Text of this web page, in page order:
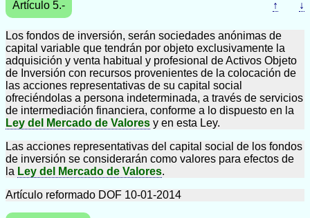
Artículo 5.- ↑ ↓
Los fondos de inversión, serán sociedades anónimas de
capital variable que tendrán por objeto exclusivamente la
adquisición y venta habitual y profesional de Activos Objeto
de Inversión con recursos provenientes de la colocación de
las acciones representativas de su capital social
ofreciéndolas a persona indeterminada, a través de servicios
de intermediación financiera, conforme a lo dispuesto en la
Ley del Mercado de Valores y en esta Ley.
Las acciones representativas del capital social de los fondos
de inversión se considerarán como valores para efectos de
la Ley del Mercado de Valores.
Artículo reformado DOF 10-01-2014